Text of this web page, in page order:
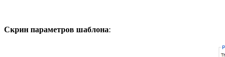
Скрин параметров шаблона: